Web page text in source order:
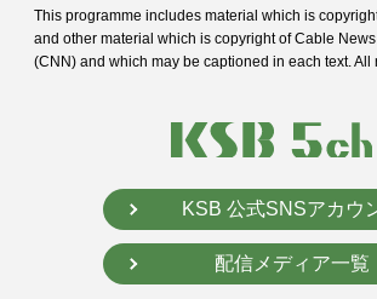
This programme includes material which is
and other material which is copyright of Cable
(CNN) and which may be captioned in each text. All
KSB 公式SNSアカウ
配信メディア一覧